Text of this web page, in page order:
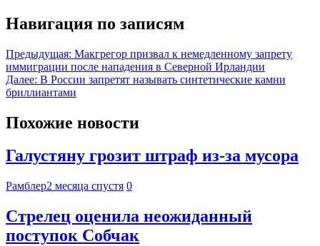
Навигация по записям
Предыдущая: Макгрегор призвал к немедленному запрету
иммиграции после нападения в Северной Ирландии
Далее: В России запретят называть синтетические камни
бриллиантами
Похожие новости
Галустяну грозит штраф из-за мусора
Рамблер2 месяца спустя 0
Стрелец оценила неожиданный
поступок Собчак